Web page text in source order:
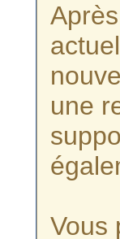
une
Vous